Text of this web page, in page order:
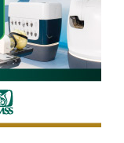
HMS
Belgrano
declarada
argentinos. Fue
su punto de
a sus